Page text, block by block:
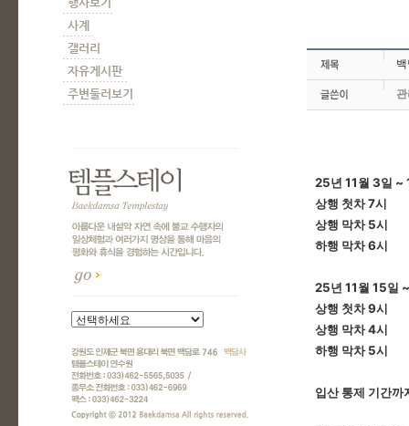
25년 11월 3일 ~
상행 첫차 7시
상행 막차 5시
하행 막차 6시
25년 11월 15일
상행 첫차 9시
상행 막차 4시
하행 막차 5시
입산 통제 기간까